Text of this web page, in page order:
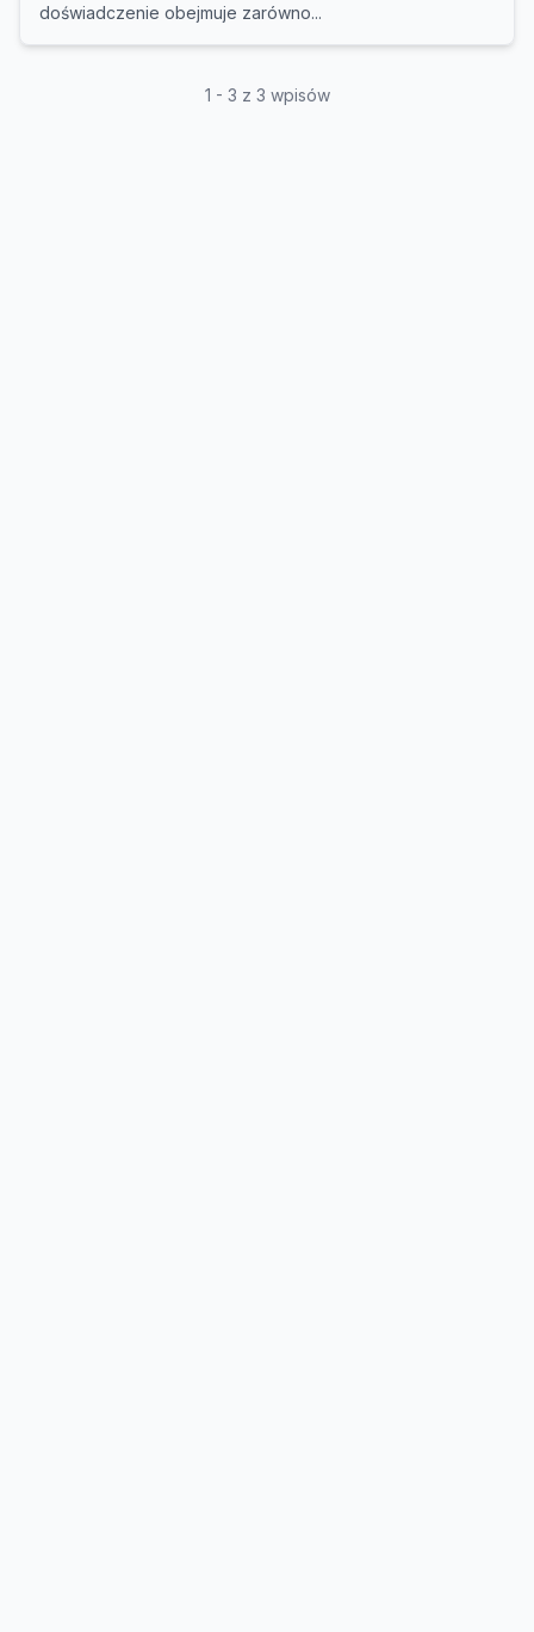
doświadczenie obejmuje zarówno...
1 - 3 z 3 wpisów